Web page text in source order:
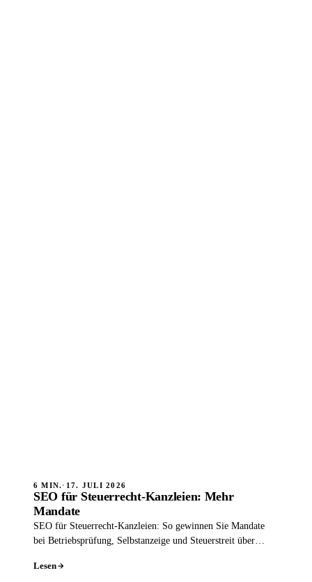
6 MIN.· 17. JULI 2026
SEO für Steuerrecht-Kanzleien: Mehr
Mandate
SEO für Steuerrecht-Kanzleien: So gewinnen Sie Mandate
bei Betriebsprüfung, Selbstanzeige und Steuerstreit über
Lesen